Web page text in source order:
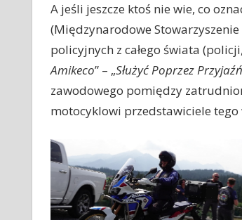
A jeśli jeszcze ktoś nie wie, co
(Międzynarodowe
policyjnych z całego świata
Amikeco” – „Służyć Poprzez Przyjaźń
zawodowego pomiędzy
motocyklowi przedstawiciele tego